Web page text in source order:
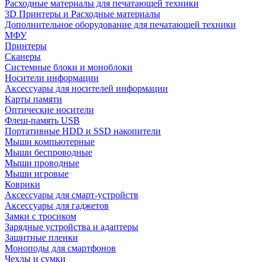
Расходные материалы для печатающей техники
3D Принтеры и Расходные материалы
Дополнительное оборудование для печатающей техники
МФУ
Принтеры
Сканеры
Системные блоки и моноблоки
Носители информации
Аксессуары для носителей информации
Карты памяти
Оптические носители
Флеш-память USB
Портативные HDD и SSD накопители
Мыши компьютерные
Мыши беспроводные
Мыши проводные
Мыши игровые
Коврики
Аксессуары для смарт-устройств
Аксессуары для гаджетов
Замки с тросиком
Зарядные устройства и адаптеры
Защитные пленки
Моноподы для смартфонов
Чехлы и сумки